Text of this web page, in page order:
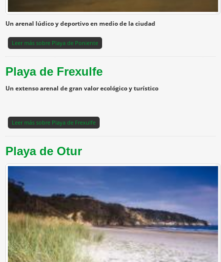
Un arenal lúdico y deportivo en medio de la ciudad
Leer mássobre Playa de Poniente
Playa de Frexulfe
Un extenso arenal de gran valor ecológico y turístico
Leer mássobre Playa de Frexulfe
Playa de Otur